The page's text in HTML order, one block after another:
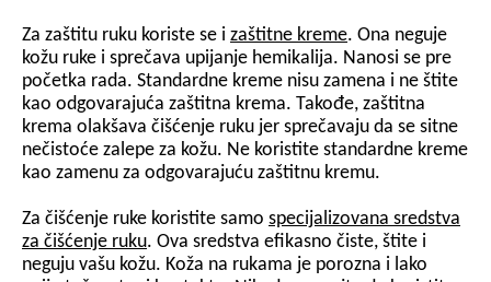
Za zaštitu ruku koriste se i zaštitne kreme. Ona neguje
kožu ruke i sprečava upijanje hemikalija. Nanosi se pre
početka rada. Standardne kreme nisu zamena i ne štite
kao odgovarajuća zaštitna krema. Takođe, zaštitna
krema olakšava čišćenje ruku jer sprečavaju da se sitne
nečistoće zalepe za kožu. Ne koristite standardne kreme
kao zamenu za odgovarajuću zaštitnu kremu.
Za čišćenje ruke koristite samo specijalizovana sredstva
za čišćenje ruku. Ova sredstva efikasno čiste, štite i
neguju vašu kožu. Koža na rukama je porozna i lako